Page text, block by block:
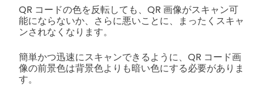
QR コードの色を反転しても、QR 画像がスキャン可
能にならないか、さらに悪いことに、まったくスキャ
ンされなくなります。
簡単かつ迅速にスキャンできるように、QR コード画
像の前景色は背景色よりも暗い色にする必要がありま
す。